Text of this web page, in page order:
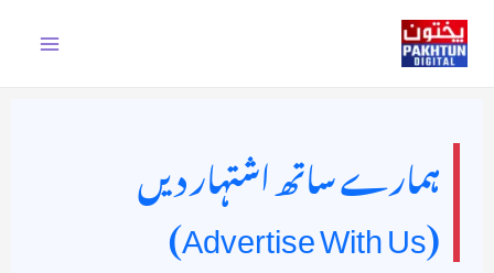
content
ہمارے ساتھ اشتہار دیں
(Advertise With Us)